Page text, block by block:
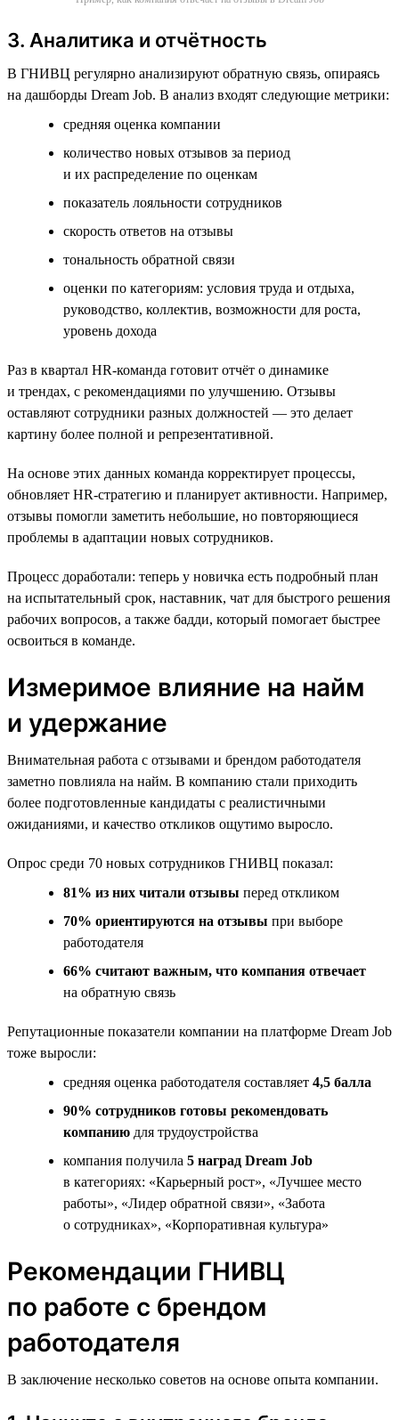
3. Аналитика и отчётность
В ГНИВЦ регулярно анализируют обратную связь, опираясь
на дашборды Dream Job. В анализ входят следующие метрики:
cредняя оценка компании
количество новых отзывов за период
и их распределение по оценкам
показатель лояльности сотрудников
cкорость ответов на отзывы
тональность обратной связи
оценки по категориям: условия труда и отдыха,
руководство, коллектив, возможности для роста,
уровень дохода
Раз в квартал HR-команда готовит отчёт о динамике
и трендах, с рекомендациями по улучшению. Отзывы
оставляют сотрудники разных должностей — это делает
картину более полной и репрезентативной.
На основе этих данных команда корректирует процессы,
обновляет HR-стратегию и планирует активности. Например,
отзывы помогли заметить небольшие, но повторяющиеся
проблемы в адаптации новых сотрудников.
Процесс доработали: теперь у новичка есть подробный план
на испытательный срок, наставник, чат для быстрого решения
рабочих вопросов, а также бадди, который помогает быстрее
освоиться в команде.
Измеримое влияние на найм
и удержание
Внимательная работа с отзывами и брендом работодателя
заметно повлияла на найм. В компанию стали приходить
более подготовленные кандидаты с реалистичными
ожиданиями, и качество откликов ощутимо выросло.
Опрос среди 70 новых сотрудников ГНИВЦ показал:
81% из них читали отзывы перед откликом
70% ориентируются на отзывы при выборе
работодателя
66% считают важным, что компания отвечает
на обратную связь
Репутационные показатели компании на платформе Dream Job
тоже выросли:
средняя оценка работодателя составляет 4,5 балла
90% сотрудников готовы рекомендовать
компанию для трудоустройства
компания получила 5 наград Dream Job
в категориях: «Карьерный рост», «Лучшее место
работы», «Лидер обратной связи», «Забота
о сотрудниках», «Корпоративная культура»
Рекомендации ГНИВЦ
по работе с брендом
работодателя
В заключение несколько советов на основе опыта компании.